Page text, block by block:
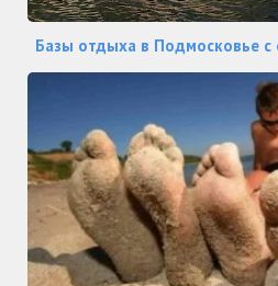
Базы отдыха в Подмосковье